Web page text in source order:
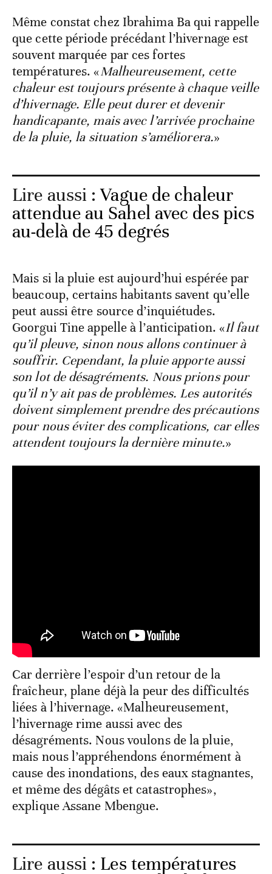
Même constat chez Ibrahima Ba qui rappelle
que cette période précédant l’hivernage est
souvent marquée par ces fortes
températures. «Malheureusement, cette
chaleur est toujours présente à chaque veille
d’hivernage. Elle peut durer et devenir
handicapante, mais avec l’arrivée prochaine
de la pluie, la situation s’améliorera.»
Lire aussi :Vague de chaleur
attendue au Sahel avec des pics
au-delà de 45 degrés
Mais si la pluie est aujourd’hui espérée par
beaucoup, certains habitants savent qu’elle
peut aussi être source d’inquiétudes.
Goorgui Tine appelle à l’anticipation. «Il faut
qu’il pleuve, sinon nous allons continuer à
souffrir. Cependant, la pluie apporte aussi
son lot de désagréments. Nous prions pour
qu’il n’y ait pas de problèmes. Les autorités
doivent simplement prendre des précautions
pour nous éviter des complications, car elles
attendent toujours la dernière minute.»
Car derrière l’espoir d’un retour de la
fraîcheur, plane déjà la peur des difficultés
liées à l’hivernage. «Malheureusement,
l’hivernage rime aussi avec des
désagréments. Nous voulons de la pluie,
mais nous l’appréhendons énormément à
cause des inondations, des eaux stagnantes,
et même des dégâts et catastrophes»,
explique Assane Mbengue.
Lire aussi : Les températures